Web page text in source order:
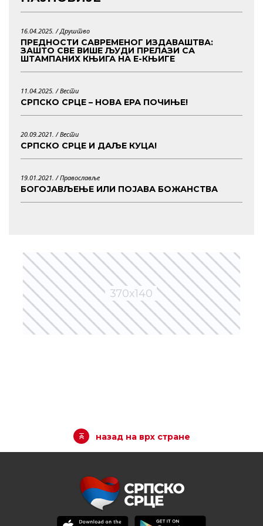
16.04.2025. /Друштво
ПРЕДНОСТИ САВРЕМЕНОГ ИЗДАВАШТВА:
ЗАШТО СВЕ ВИШЕ ЉУДИ ПРЕЛАЗИ СА
ШТАМПАНИХ КЊИГА НА Е-КЊИГЕ
11.04.2025. /Вести
СРПСКО СРЦЕ – НОВА ЕРА ПОЧИЊЕ!
20.09.2021. /Вести
СРПСКО СРЦЕ И ДАЉЕ КУЦА!
19.01.2021. /Православље
БОГОЈАВЉЕЊЕ ИЛИ ПОЈАВА БОЖАНСТВА
назад на врх стране